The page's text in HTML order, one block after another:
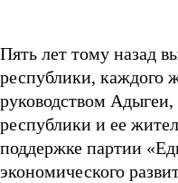
Пять лет тому назад
республики, каждого
руководством
республики и ее
поддержке партии
экономического